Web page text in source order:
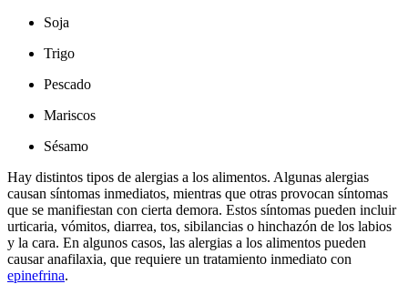
Soja
Trigo
Pescado
Mariscos
Sésamo
Hay distintos tipos de alergias a los alimentos. Algunas alergias
causan síntomas inmediatos, mientras que otras provocan síntomas
que se manifiestan con cierta demora. Estos síntomas pueden incluir
urticaria, vómitos, diarrea, tos, sibilancias o hinchazón de los labios
y la cara. En algunos casos, las alergias a los alimentos pueden
causar anafilaxia, que requiere un tratamiento inmediato con
epinefrina.